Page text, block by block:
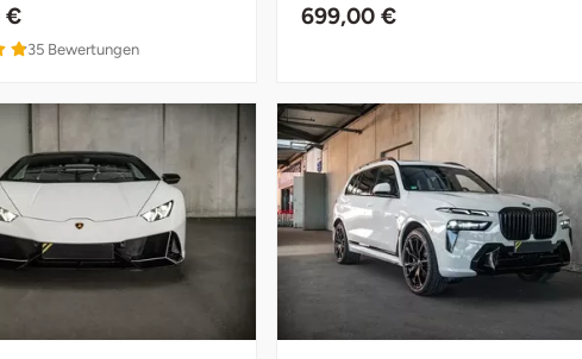
€
4.9 von 5
35 Bewertungen
699,00 €